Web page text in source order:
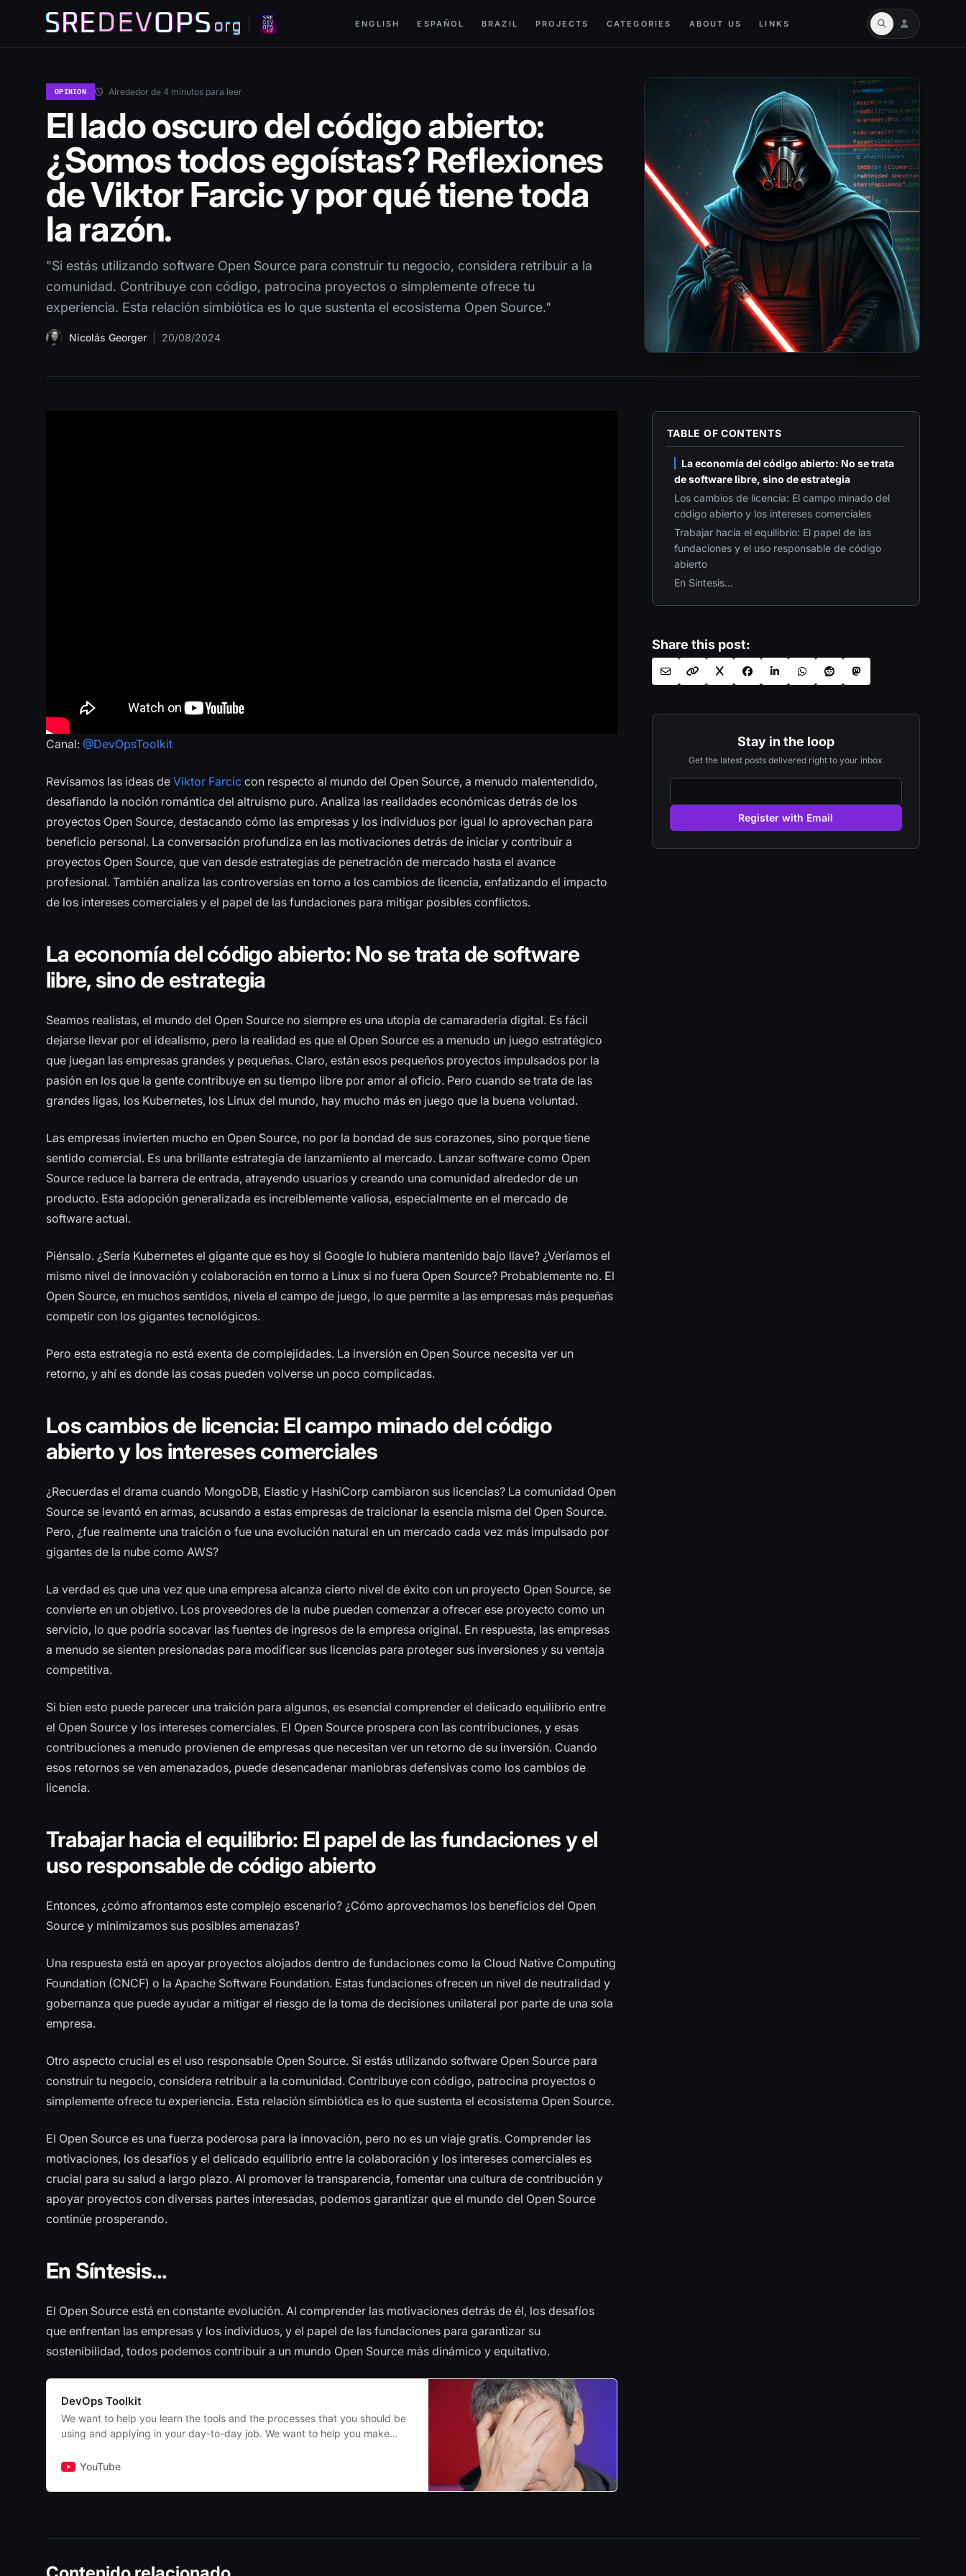
ENGLISH ESPAÑOL BRAZIL PROJECTS CATEGORIES ABOUT US LINKS
OPINION Alrededor de 4 minutos para leer
El lado oscuro del código abierto:
¿Somos todos egoístas? Reflexiones
de Viktor Farcic y por qué tiene toda
la razón.
"Si estás utilizando software Open Source para construir tu negocio, considera retribuir a la
comunidad. Contribuye con código, patrocina proyectos o simplemente ofrece tu
experiencia. Esta relación simbiótica es lo que sustenta el ecosistema Open Source."
Nicolás Georger 20/08/2024
Canal: @DevOpsToolkit
Revisamos las ideas de Viktor Farcic con respecto al mundo del Open Source, a menudo malentendido,
desafiando la noción romántica del altruismo puro. Analiza las realidades económicas detrás de los
proyectos Open Source, destacando cómo las empresas y los individuos por igual lo aprovechan para
beneficio personal. La conversación profundiza en las motivaciones detrás de iniciar y contribuir a
proyectos Open Source, que van desde estrategias de penetración de mercado hasta el avance
profesional. También analiza las controversias en torno a los cambios de licencia, enfatizando el impacto
de los intereses comerciales y el papel de las fundaciones para mitigar posibles conflictos.
La economía del código abierto: No se trata de software
libre, sino de estrategia
Seamos realistas, el mundo del Open Source no siempre es una utopía de camaradería digital. Es fácil
dejarse llevar por el idealismo, pero la realidad es que el Open Source es a menudo un juego estratégico
que juegan las empresas grandes y pequeñas. Claro, están esos pequeños proyectos impulsados por la
pasión en los que la gente contribuye en su tiempo libre por amor al oficio. Pero cuando se trata de las
grandes ligas, los Kubernetes, los Linux del mundo, hay mucho más en juego que la buena voluntad.
Las empresas invierten mucho en Open Source, no por la bondad de sus corazones, sino porque tiene
sentido comercial. Es una brillante estrategia de lanzamiento al mercado. Lanzar software como Open
Source reduce la barrera de entrada, atrayendo usuarios y creando una comunidad alrededor de un
producto. Esta adopción generalizada es increíblemente valiosa, especialmente en el mercado de
software actual.
Piénsalo. ¿Sería Kubernetes el gigante que es hoy si Google lo hubiera mantenido bajo llave? ¿Veríamos el
mismo nivel de innovación y colaboración en torno a Linux si no fuera Open Source? Probablemente no. El
Open Source, en muchos sentidos, nivela el campo de juego, lo que permite a las empresas más pequeñas
competir con los gigantes tecnológicos.
Pero esta estrategia no está exenta de complejidades. La inversión en Open Source necesita ver un
retorno, y ahí es donde las cosas pueden volverse un poco complicadas.
Los cambios de licencia: El campo minado del código
abierto y los intereses comerciales
¿Recuerdas el drama cuando MongoDB, Elastic y HashiCorp cambiaron sus licencias? La comunidad Open
Source se levantó en armas, acusando a estas empresas de traicionar la esencia misma del Open Source.
Pero, ¿fue realmente una traición o fue una evolución natural en un mercado cada vez más impulsado por
gigantes de la nube como AWS?
La verdad es que una vez que una empresa alcanza cierto nivel de éxito con un proyecto Open Source, se
convierte en un objetivo. Los proveedores de la nube pueden comenzar a ofrecer ese proyecto como un
servicio, lo que podría socavar las fuentes de ingresos de la empresa original. En respuesta, las empresas
a menudo se sienten presionadas para modificar sus licencias para proteger sus inversiones y su ventaja
competitiva.
Si bien esto puede parecer una traición para algunos, es esencial comprender el delicado equilibrio entre
el Open Source y los intereses comerciales. El Open Source prospera con las contribuciones, y esas
contribuciones a menudo provienen de empresas que necesitan ver un retorno de su inversión. Cuando
esos retornos se ven amenazados, puede desencadenar maniobras defensivas como los cambios de
licencia.
Trabajar hacia el equilibrio: El papel de las fundaciones y el
uso responsable de código abierto
Entonces, ¿cómo afrontamos este complejo escenario? ¿Cómo aprovechamos los beneficios del Open
Source y minimizamos sus posibles amenazas?
Una respuesta está en apoyar proyectos alojados dentro de fundaciones como la Cloud Native Computing
Foundation (CNCF) o la Apache Software Foundation. Estas fundaciones ofrecen un nivel de neutralidad y
gobernanza que puede ayudar a mitigar el riesgo de la toma de decisiones unilateral por parte de una sola
empresa.
Otro aspecto crucial es el uso responsable Open Source. Si estás utilizando software Open Source para
construir tu negocio, considera retribuir a la comunidad. Contribuye con código, patrocina proyectos o
simplemente ofrece tu experiencia. Esta relación simbiótica es lo que sustenta el ecosistema Open Source.
El Open Source es una fuerza poderosa para la innovación, pero no es un viaje gratis. Comprender las
motivaciones, los desafíos y el delicado equilibrio entre la colaboración y los intereses comerciales es
crucial para su salud a largo plazo. Al promover la transparencia, fomentar una cultura de contribución y
apoyar proyectos con diversas partes interesadas, podemos garantizar que el mundo del Open Source
continúe prosperando.
En Síntesis...
El Open Source está en constante evolución. Al comprender las motivaciones detrás de él, los desafíos
que enfrentan las empresas y los individuos, y el papel de las fundaciones para garantizar su
sostenibilidad, todos podemos contribuir a un mundo Open Source más dinámico y equitativo.
DevOps Toolkit
We want to help you learn the tools and the processes that you should be
using and applying in your day-to-day job. We want to help you make
one tool over the other, and how to get up-to-speed quickly. Which tool
and what is a waste of time? This channel has DevOps in the name
and operate our systems without friction caused by silos formed around
focusing on the topics that allow developers, operators, and everyone else
YouTube
TABLE OF CONTENTS
La economía del código abierto: No se trata
de software libre, sino de estrategia
Los cambios de licencia: El campo minado del
código abierto y los intereses comerciales
Trabajar hacia el equilibrio: El papel de las
fundaciones y el uso responsable de código
abierto
En Síntesis...
Share this post:
Stay in the loop
Get the latest posts delivered right to your inbox
Register with Email